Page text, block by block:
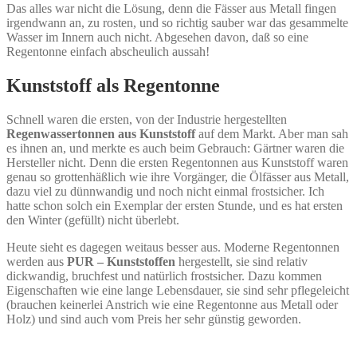
Das alles war nicht die Lösung, denn die Fässer aus Metall fingen
irgendwann an, zu rosten, und so richtig sauber war das gesammelte
Wasser im Innern auch nicht. Abgesehen davon, daß so eine
Regentonne einfach abscheulich aussah!
Kunststoff als Regentonne
Schnell waren die ersten, von der Industrie hergestellten
Regenwassertonnen aus Kunststoffauf dem Markt. Aber man sah
es ihnen an, und merkte es auch beim Gebrauch: Gärtner waren die
Hersteller nicht. Denn die ersten Regentonnen aus Kunststoff waren
genau so grottenhäßlich wie ihre Vorgänger, die Ölfässer aus Metall,
dazu viel zu dünnwandig und noch nicht einmal frostsicher. Ich
hatte schon solch ein Exemplar der ersten Stunde, und es hat ersten
den Winter (gefüllt) nicht überlebt.
Heute sieht es dagegen weitaus besser aus. Moderne Regentonnen
werden aus PUR – Kunststoffen hergestellt, sie sind relativ
dickwandig, bruchfest und natürlich frostsicher. Dazu kommen
Eigenschaften wie eine lange Lebensdauer, sie sind sehr pflegeleicht
(brauchen keinerlei Anstrich wie eine Regentonne aus Metall oder
Holz) und sind auch vom Preis her sehr günstig geworden.